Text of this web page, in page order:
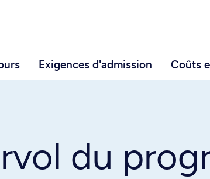
Exigences d'admission Coûts
du